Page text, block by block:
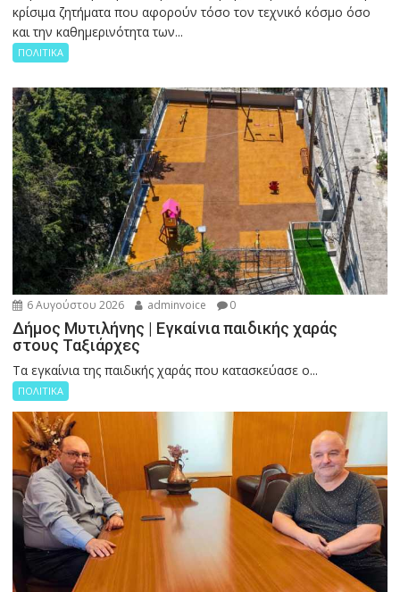
κρίσιμα ζητήματα που αφορούν τόσο τον τεχνικό κόσμο όσο
και την καθημερινότητα των...
ΠΟΛΙΤΙΚΑ
6 Αυγούστου 2026 adminvoice 0
Δήμος Μυτιλήνης | Εγκαίνια παιδικής χαράς
στους Ταξιάρχες
Tα εγκαίνια της παιδικής χαράς που κατασκεύασε ο...
ΠΟΛΙΤΙΚΑ